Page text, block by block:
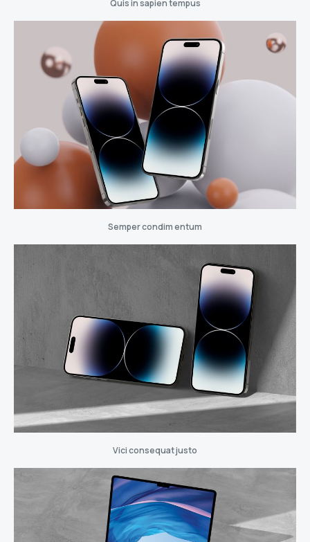
Quis in sapien tempus
Semper condim entum
Vici consequat justo